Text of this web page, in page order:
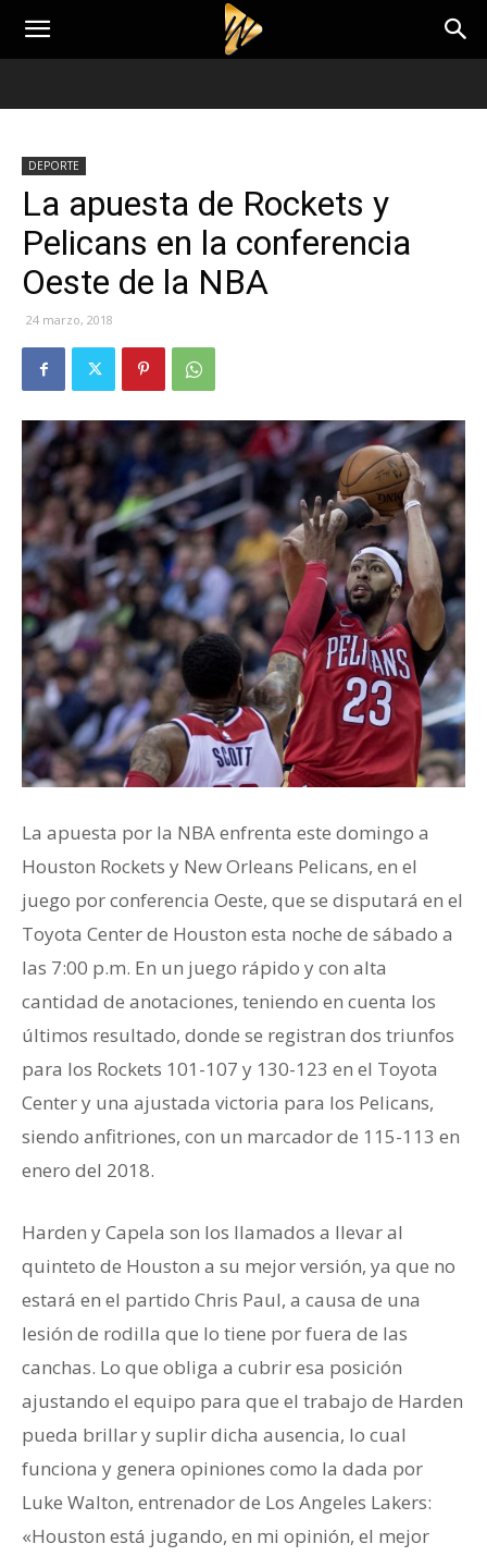
DEPORTE
La apuesta de Rockets y
Pelicans en la conferencia
Oeste de la NBA
24 marzo, 2018
La apuesta por la NBA enfrenta este domingo a
Houston Rockets y New Orleans Pelicans, en el
juego por conferencia Oeste, que se disputará en el
Toyota Center de Houston esta noche de sábado a
las 7:00 p.m. En un juego rápido y con alta
cantidad de anotaciones, teniendo en cuenta los
últimos resultado, donde se registran dos triunfos
para los Rockets 101-107 y 130-123 en el Toyota
Center y una ajustada victoria para los Pelicans,
siendo anfitriones, con un marcador de 115-113 en
enero del 2018.
Harden y Capela son los llamados a llevar al
quinteto de Houston a su mejor versión, ya que no
estará en el partido Chris Paul, a causa de una
lesión de rodilla que lo tiene por fuera de las
canchas. Lo que obliga a cubrir esa posición
ajustando el equipo para que el trabajo de Harden
pueda brillar y suplir dicha ausencia, lo cual
funciona y genera opiniones como la dada por
Luke Walton, entrenador de Los Angeles Lakers:
«Houston está jugando, en mi opinión, el mejor